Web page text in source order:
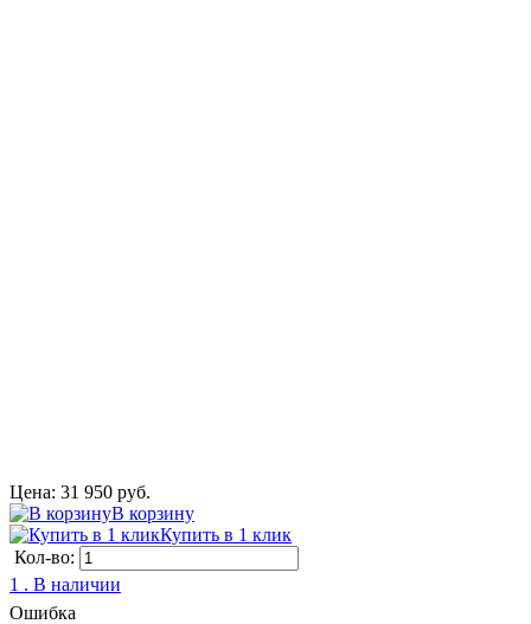
Цена: 31 950 руб.
В корзину
Купить в 1 клик
Кол-во:
1 . В наличии
Ошибка